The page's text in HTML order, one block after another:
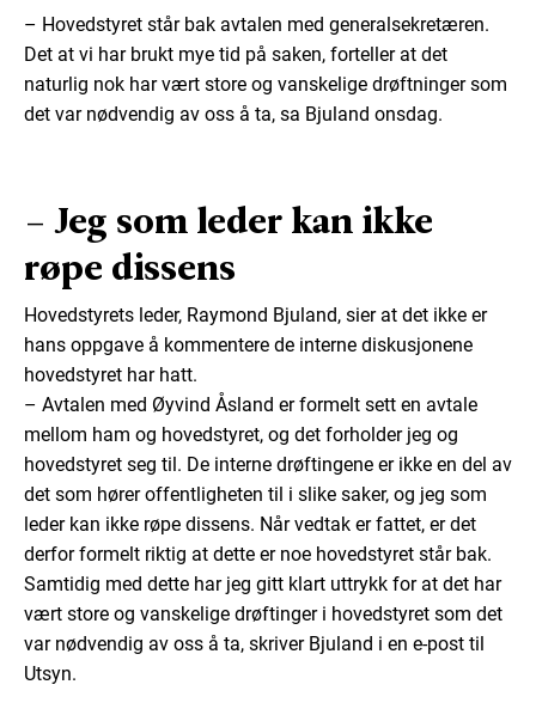
– Hovedstyret står bak avtalen med generalsekretæren.
Det at vi har brukt mye tid på saken, forteller at det
naturlig nok har vært store og vanskelige drøftninger som
det var nødvendig av oss å ta, sa Bjuland onsdag.
– Jeg som leder kan ikke
røpe dissens
Hovedstyrets leder, Raymond Bjuland, sier at det ikke er
hans oppgave å kommentere de interne diskusjonene
hovedstyret har hatt.
– Avtalen med Øyvind Åsland er formelt sett en avtale
mellom ham og hovedstyret, og det forholder jeg og
hovedstyret seg til. De interne drøftingene er ikke en del av
det som hører offentligheten til i slike saker, og jeg som
leder kan ikke røpe dissens. Når vedtak er fattet, er det
derfor formelt riktig at dette er noe hovedstyret står bak.
Samtidig med dette har jeg gitt klart uttrykk for at det har
vært store og vanskelige drøftinger i hovedstyret som det
var nødvendig av oss å ta, skriver Bjuland i en e-post til
Utsyn.